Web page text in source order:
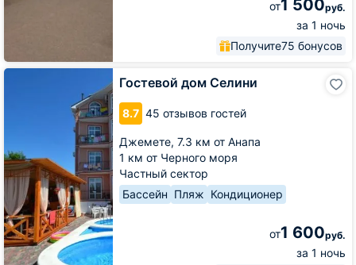
от1 500руб.
за 1 ночь
Получите75 бонусов
Гостевой дом Селини
8.7 45 отзывов гостей
Джемете, 7.3 км от Анапа
1 км от Черного моря
Частный сектор
Бассейн Пляж Кондиционер
от1 600руб.
за 1 ночь
Гостевой